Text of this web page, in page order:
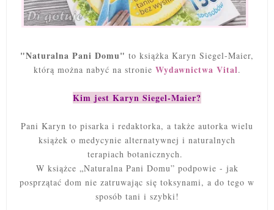
"Naturalna Pani Domu" to książka Karyn Siegel-Maier,
którą można nabyć na stronie Wydawnictwa Vital.
Kim jest Karyn Siegel-Maier?
Pani Karyn to pisarka i redaktorka, a także autorka wielu
książek o medycynie alternatywnej i naturalnych
terapiach botanicznych.
W książce „Naturalna Pani Domu” podpowie - jak
posprzątać dom nie zatruwając się toksynami, a do tego w
sposób tani i szybki!